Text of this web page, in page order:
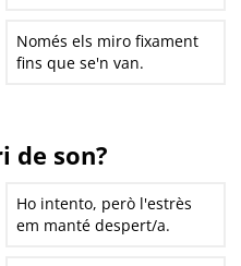
Només els miro fixament
fins que se'n van.
de son?
Ho intento, però l'estrès
em manté despert/a.